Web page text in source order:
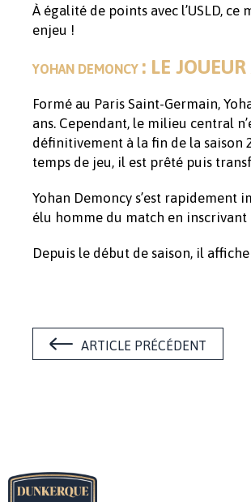
À égalité de points avec l’USLD,
enjeu !
YOHAN DEMONCY : LE
Formé au Paris Saint-Germain,
ans. Cependant, le milieu central
définitivement à la fin de la saison
temps de jeu, il est prêté puis
Yohan Demoncy s’est rapidement
élu homme du match en inscrivant
Depuis le début de saison, il
ARTICLE PRÉCÉDENT